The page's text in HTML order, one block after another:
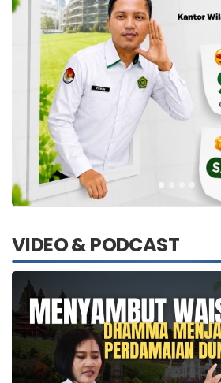
VIDEO & PODCAST